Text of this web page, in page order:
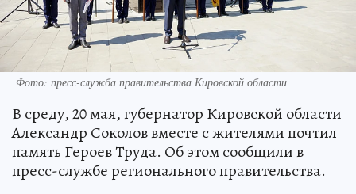
Фото: пресс-служба правительства Кировской области
В среду, 20 мая, губернатор Кировской области
Александр Соколов вместе с жителями почтил
память Героев Труда. Об этом сообщили в
пресс-службе регионального правительства.